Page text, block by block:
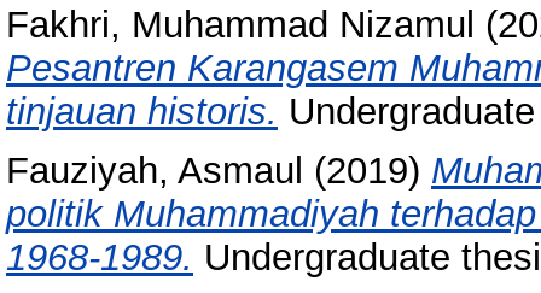
Fakhri, Muhammad Nizamul
Pesantren Karangasem
tinjauan historis.
Fauziyah, Asmaul (2019)
politik Muhammadiyah
1968-1989. Undergraduate